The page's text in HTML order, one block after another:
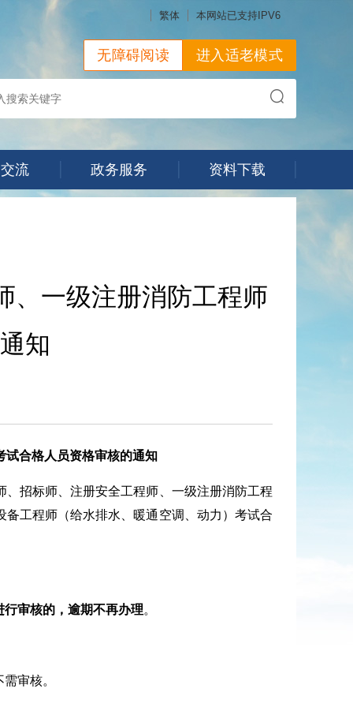
繁体 本网站已支持IPV6
进入适老模式
无障碍阅读
流 政务服务 资料下载
、一级注册消防工程师
知
试合格人员资格审核的通知
、招标师、注册安全工程师、一级注册消防工程
工程师（给水排水、暖通空调、动力）考试合
行审核的，逾期不再办理。
审核。